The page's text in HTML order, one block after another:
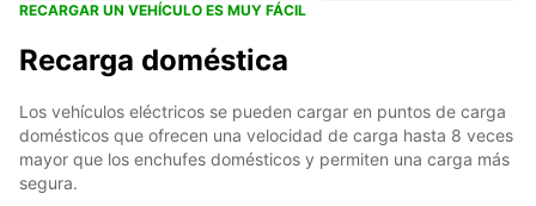
RECARGAR UN VEHÍCULO ES MUY FÁCIL
Recarga doméstica
Los vehículos eléctricos se pueden cargar en puntos de carga
domésticos que ofrecen una velocidad de carga hasta 8 veces
mayor que los enchufes domésticos y permiten una carga más
segura.